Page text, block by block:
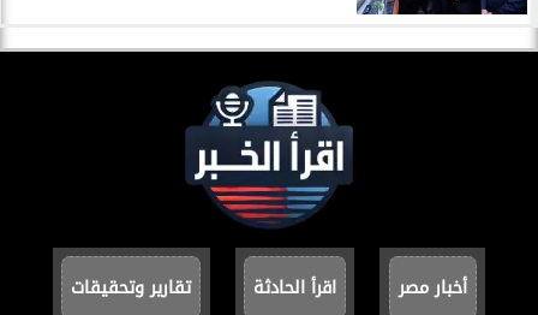
أخبار مصر اقرأ الحادثة تقارير وتحقيقات